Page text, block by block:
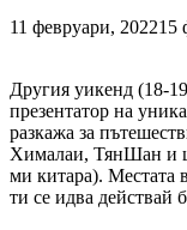
11 февруари, 202215
Другия уикенд (18-
презентатор на
разкажа за
Хималаи, ТянШан и
ми китара). Местата
ти се идва действай